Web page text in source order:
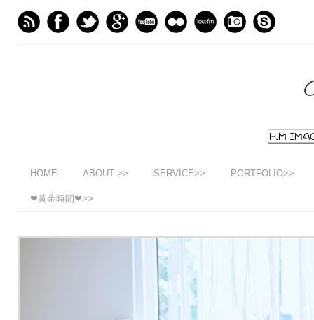
HOME ABOUT >> SERVICE>> PORTFOLIO>>
❤黃金時間❤>>